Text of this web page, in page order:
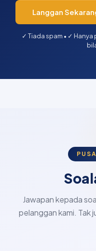
Langgan
✓ Tiada spam • ✓
Jawapan kepada
pelanggan kami. Tak